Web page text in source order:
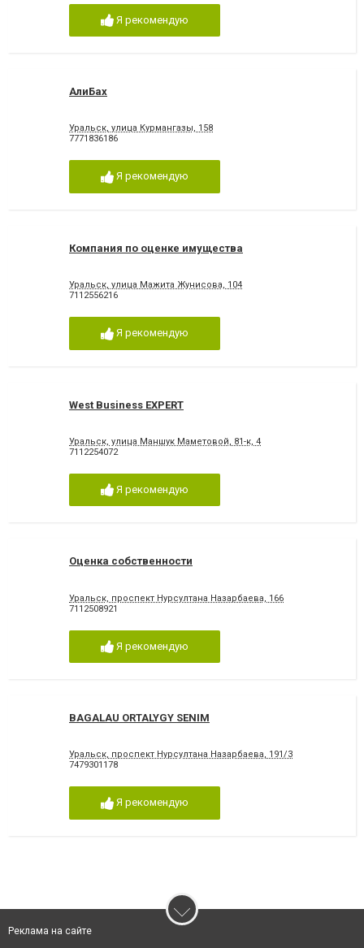
Я рекомендую
АлиБах
Уральск, улица Курмангазы, 158
7771836186
Я рекомендую
Компания по оценке имущества
Уральск, улица Мажита Жунисова, 104
7112556216
Я рекомендую
West Business EXPERT
Уральск, улица Маншук Маметовой, 81-к, 4
7112254072
Я рекомендую
Оценка собственности
Уральск, проспект Нурсултана Назарбаева, 166
7112508921
Я рекомендую
BAGALAU ORTALYGY SENIM
Уральск, проспект Нурсултана Назарбаева, 191/3
7479301178
Я рекомендую
Реклама на сайте